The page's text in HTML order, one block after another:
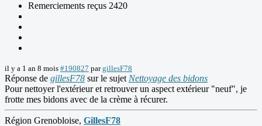
Remerciements reçus 2420
il y a 1 an 8 mois #190827 pargillesF78
Réponse de gillesF78 sur le sujet Nettoyage des bidons
Pour nettoyer l'extérieur et retrouver un aspect extérieur "neuf", je
frotte mes bidons avec de la crème à récurer.
Région Grenobloise, GillesF78